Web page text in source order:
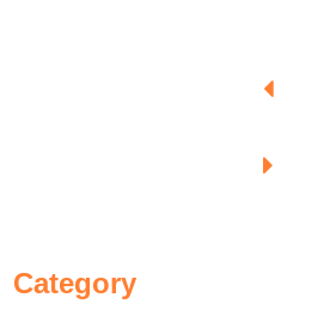


Category